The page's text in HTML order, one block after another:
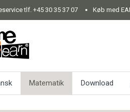
tlf. +45 30 35 37 07 Køb med
Matematik Download